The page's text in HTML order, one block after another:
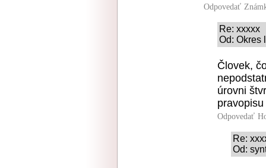
Odpovedať
Re: xxxxx
Od: Okres
Človek,
úrovni
Odpovedať
Re:
Od: